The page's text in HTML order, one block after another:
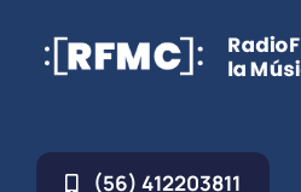
(56) 412203811